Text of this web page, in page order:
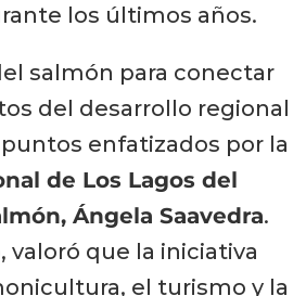
los últimos años.
salmón para conectar
del desarrollo regional
enfatizados por la
de Los Lagos del
Ángela Saavedra.
valoró que la iniciativa
el turismo y la